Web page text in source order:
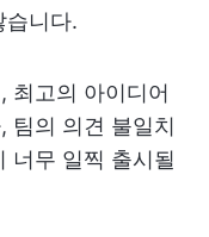
습니다.
최고의 아이디어
팀의 의견 불일치
너무 일찍 출시될